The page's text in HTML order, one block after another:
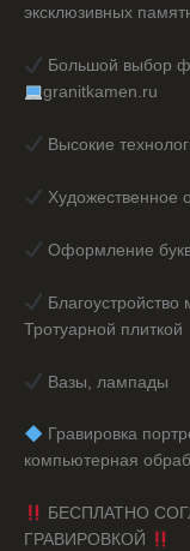
эксклюзивных
Большой выбор
granitkamen.ru
Высокие
Художественное
Оформление
Тротуарной плиткой
Вазы, лампады
Гравировка
компьютерная
БЕСПЛАТНО
ГРАВИРОВКОЙ